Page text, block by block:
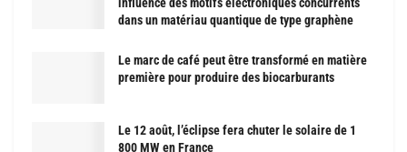
dans un matériau quantique de type graphène
Le marc de café peut être transformé en matière
première pour produire des biocarburants
Le 12 août, l’éclipse fera chuter le solaire de 1
800 MW en France